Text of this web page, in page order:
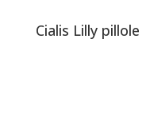
Cialis Lilly pillole